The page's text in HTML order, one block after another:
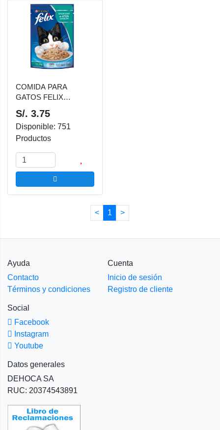
COMIDA PARA
GATOS FELIX
EN SALSA 85 GR
S/. 3.75
Disponible: 751
Productos
< 1 >
Ayuda
Contacto
Términos y condiciones
Cuenta
Inicio de sesión
Registro de cliente
Social
Facebook
Instagram
Youtube
Datos generales
DEHOCA SA
RUC: 20374543891